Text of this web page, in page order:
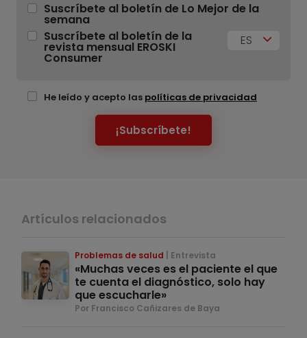
Suscríbete al boletín de Lo Mejor de la
semana
Suscríbete al boletín de la
revista mensual EROSKI
Consumer
ES
He leído y acepto las políticas de privacidad
¡Subscríbete!
Artículos relacionados
Problemas de salud Entrevista
«Muchas veces es el paciente el que
te cuenta el diagnóstico, solo hay
que escucharle»
Por Francisco Cañizares de Baya